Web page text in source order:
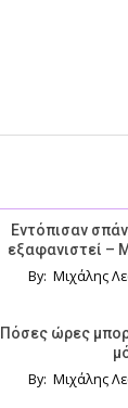
Εντόπισαν
εξαφανιστεί –
By: Μιχάλης
Πόσες ώρες
By: Μιχάλης